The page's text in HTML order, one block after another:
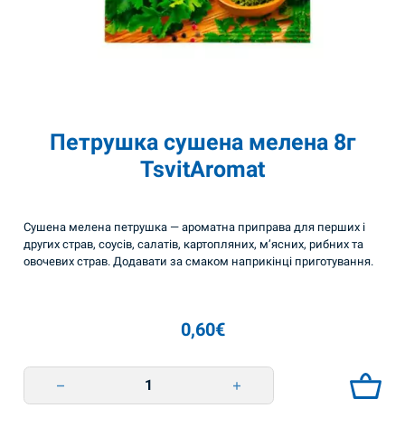
Петрушка сушена мелена 8г
TsvitAromat
Сушена мелена петрушка — ароматна приправа для перших і
других страв, соусів, салатів, картопляних, м’ясних, рибних та
овочевих страв. Додавати за смаком наприкінці приготування.
0,60€